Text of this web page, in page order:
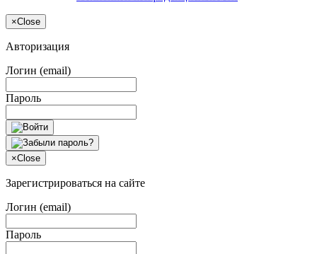
×Close
Авторизация
Логин (email)
Пароль
×Close
Зарегистрироваться на сайте
Логин (email)
Пароль